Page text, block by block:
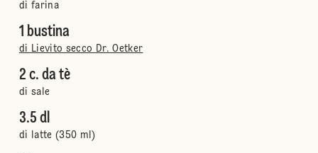
di farina
1 bustina
di Lievito secco Dr. Oetker
2 c. da tè
di sale
3.5 dl
di latte (350 ml)